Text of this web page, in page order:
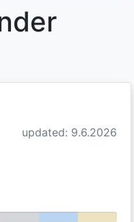
updated: 9.6.2026